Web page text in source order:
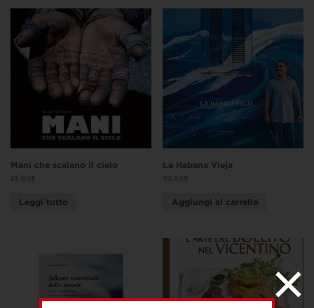
Mani che scalano il cielo
25,00€
Leggi tutto
La Habana Vieja
40,00€
Aggiungi al carrello